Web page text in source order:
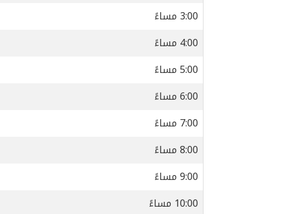
3:00 مساءً
4:00 مساءً
5:00 مساءً
6:00 مساءً
7:00 مساءً
8:00 مساءً
9:00 مساءً
10:00 مساءً